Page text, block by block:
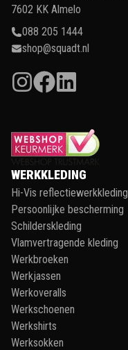
7602 KK Almelo
088 205 1444
shop@squadt.nl
WERKKLEDING
Hi-Vis reflectiewerkkleding
Persoonlijke bescherming
Schilderskleding
Vlamvertragende kleding
Werkbroeken
Werkjassen
Werkoveralls
Werkschoenen
Werkshirts
Werksokken